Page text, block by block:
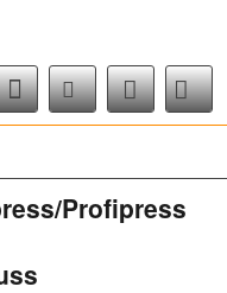
Profipress